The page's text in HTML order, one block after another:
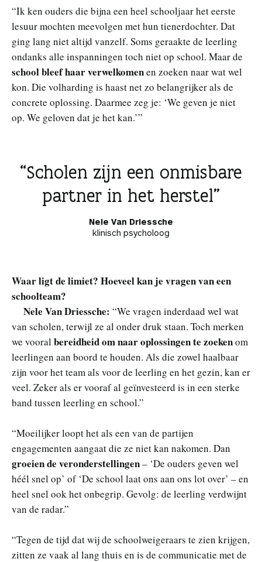
“Ik ken ouders die bijna een heel schooljaar het eerste
lesuur mochten meevolgen met hun tienerdochter. Dat
ging lang niet altijd vanzelf. Soms geraakte de leerling
ondanks alle inspanningen toch niet op school. Maar de
school bleef haar verwelkomenen zoeken naar wat wel
kon. Die volharding is haast net zo belangrijker als de
concrete oplossing. Daarmee zeg je: ‘We geven je niet
op. We geloven dat je het kan.’”
Scholen zijn een onmisbare
partner in het herstel
Nele Van Driessche
klinisch psycholoog
Waar ligt de limiet? Hoeveel kan je vragen van een
schoolteam?
Nele Van Driessche: “We vragen inderdaad wel wat
van scholen, terwijl ze al onder druk staan. Toch merken
we vooral bereidheid om naar oplossingen te zoekenom
leerlingen aan boord te houden. Als die zowel haalbaar
zijn voor het team als voor de leerling en het gezin, kan er
veel. Zeker als er vooraf al geïnvesteerd is in een sterke
band tussen leerling en school.”
“Moeilijker loopt het als een van de partijen
engagementen aangaat die ze niet kan nakomen. Dan
groeien de veronderstellingen– ‘De ouders geven wel
héél snel op’ of ‘De school laat ons aan ons lot over’ – en
heel snel ook het onbegrip. Gevolg: de leerling verdwijnt
van de radar.”
“Tegen de tijd dat wij de schoolweigeraars te zien krijgen,
zitten ze vaak al lang thuis en is de communicatie met de